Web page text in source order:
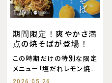
期間限定！爽やかさ満
点の焼そばが登場！
この時期だけの特別な限定
メニュー「塩だれレモン焼そ
ば」が登場！
2026.05.26